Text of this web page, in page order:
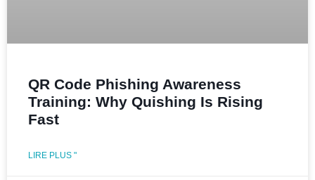
QR Code Phishing Awareness
Training: Why Quishing Is Rising
Fast
LIRE PLUS "